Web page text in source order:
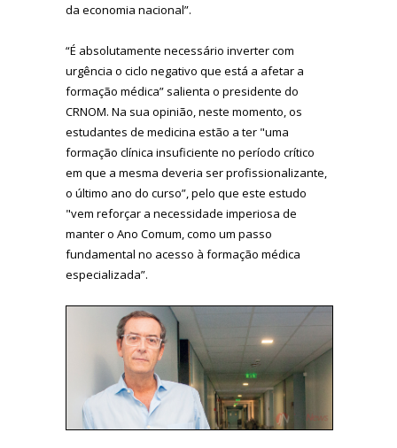
da economia nacional”.
“É absolutamente necessário inverter com
urgência o ciclo negativo que está a afetar a
formação médica” salienta o presidente do
CRNOM. Na sua opinião, neste momento, os
estudantes de medicina estão a ter "uma
formação clínica insuficiente no período crítico
em que a mesma deveria ser profissionalizante,
o último ano do curso”, pelo que este estudo
"vem reforçar a necessidade imperiosa de
manter o Ano Comum, como um passo
fundamental no acesso à formação médica
especializada”.